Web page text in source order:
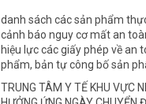
danh sách các sản phẩm
cảnh báo nguy cơ mất an
hiệu lực các giấy phép về an
phẩm, bản tự công bố sản
TRUNG TÂM Y TẾ KHU VỰC